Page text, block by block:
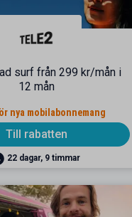
surf från 299 kr/mån i
12 mån
nya mobilabonnemang
Till rabatten
22 dagar, 9 timmar